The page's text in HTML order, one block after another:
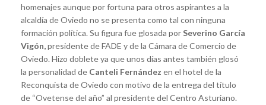
homenajes aunque por fortuna para otros aspirantes a la
alcaldía de Oviedo no se presenta como tal con ninguna
formación política. Su figura fue glosada porSeverino García
Vigón,presidente de FADE y de la Cámara de Comercio de
Oviedo. Hizo doblete ya que unos días antes también glosó
la personalidad de Canteli Fernández en el hotel de la
Reconquista de Oviedo con motivo de la entrega del título
de “Ovetense del año” al presidente del Centro Asturiano.